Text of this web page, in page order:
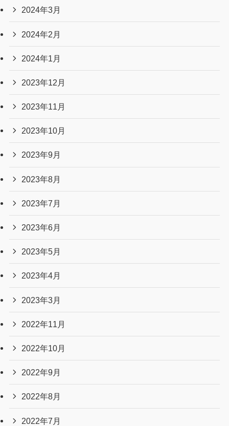
2024年3月
2024年2月
2024年1月
2023年12月
2023年11月
2023年10月
2023年9月
2023年8月
2023年7月
2023年6月
2023年5月
2023年4月
2023年3月
2022年11月
2022年10月
2022年9月
2022年8月
2022年7月